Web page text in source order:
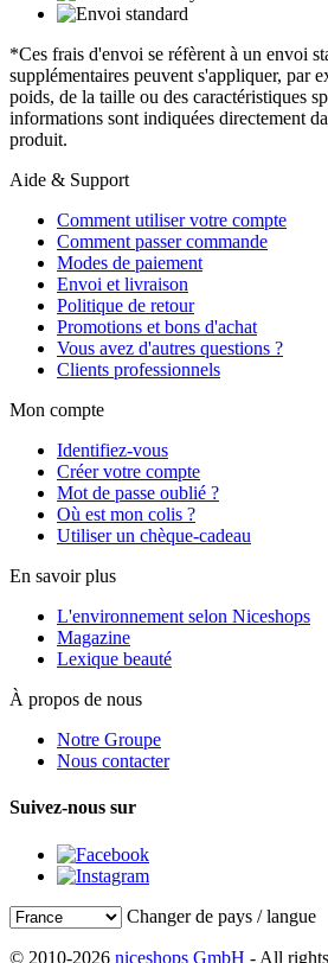
*Ces frais d'envoi se réfèrent à un envoi
supplémentaires peuvent s'appliquer, par
poids, de la taille ou des caractéristiques
informations sont indiquées directement
produit.
Aide & Support
Comment utiliser votre compte
Comment passer commande
Modes de paiement
Envoi et livraison
Politique de retour
Promotions et bons d'achat
Vous avez d'autres questions ?
Clients professionnels
Mon compte
Identifiez-vous
Créer votre compte
Mot de passe oublié ?
Où est mon colis ?
Utiliser un chèque-cadeau
En savoir plus
L'environnement selon Niceshops
Magazine
Lexique beauté
À propos de nous
Notre Groupe
Nous contacter
Suivez-nous sur
Changer de pays / langue
© 2010-2026 niceshops GmbH - All